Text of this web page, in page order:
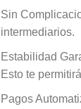
Sin
intermediarios.
Estabilidad
Esto te
Pagos